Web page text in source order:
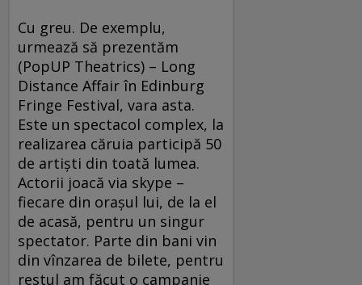
Cu greu. De exemplu,
urmează să prezentăm
(PopUP Theatrics) – Long
Distance Affair în Edinburg
Fringe Festival, vara asta.
Este un spectacol complex, la
realizarea căruia participă 50
de artişti din toată lumea.
Actorii joacă via skype –
fiecare din oraşul lui, de la el
de acasă, pentru un singur
spectator. Parte din bani vin
din vînzarea de bilete, pentru
restul am făcut o campanie